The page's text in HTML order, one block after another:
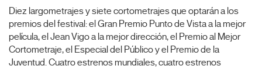
Diez largometrajes y siete cortometrajes que optarán a los
premios del festival: el Gran Premio Punto de Vista a la mejor
película, el Jean Vigo a la mejor dirección, el Premio al Mejor
Cortometraje, el Especial del Público y el Premio de la
Juventud. Cuatro estrenos mundiales, cuatro estrenos